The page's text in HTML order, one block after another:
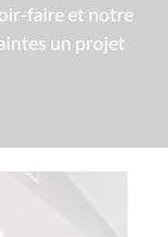
faire et notre
un projet